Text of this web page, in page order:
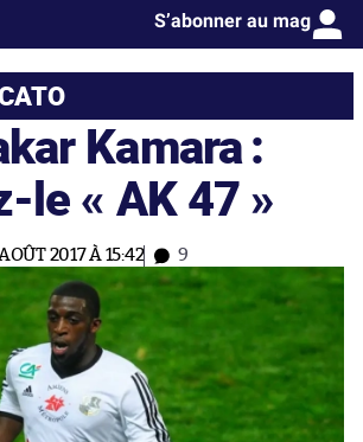
S’abonner au mag
Kamara :
le « AK 47 »
2017 À 15:42 9